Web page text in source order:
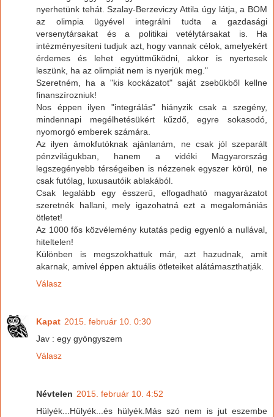
nyerhetünk tehát. Szalay-Berzeviczy Attila úgy látja, a BOM
az olimpia ügyével integrálni tudta a gazdasági
versenytársakat és a politikai vetélytársakat is. Ha
intézményesíteni tudjuk azt, hogy vannak célok, amelyekért
érdemes és lehet együttműködni, akkor is nyertesek
leszünk, ha az olimpiát nem is nyerjük meg."
Szeretném, ha a "kis kockázatot" saját zsebükből kellne
finanszírozniuk!
Nos éppen ilyen "integrálás" hiányzik csak a szegény,
mindennapi megélhetésükért kűzdő, egyre sokasodó,
nyomorgó emberek számára.
Az ilyen ámokfutóknak ajánlanám, ne csak jól szeparált
pénzvilágukban, hanem a vidéki Magyarország
legszegényebb térségeiben is nézzenek egyszer körül, ne
csak futólag, luxusautóik ablakából.
Csak legalább egy ésszerű, elfogadható magyarázatot
szeretnék hallani, mely igazohatná ezt a megalomániás
ötletet!
Az 1000 fős közvélemény kutatás pedig egyenló a nullával,
hiteltelen!
Különben is megszokhattuk már, azt hazudnak, amit
akarnak, amivel éppen aktuális ötleteiket alátámaszthatják.
Válasz
Kapat 2015. február 10. 0:30
Jav : egy gyöngyszem
Válasz
Névtelen 2015. február 10. 4:52
Hülyék...Hülyék...és hülyék.Más szó nem is jut eszembe